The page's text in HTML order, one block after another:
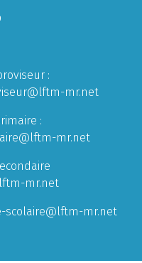
:
mr.net
:
mr.net
mr.net
scolaire@lftm-mr.net